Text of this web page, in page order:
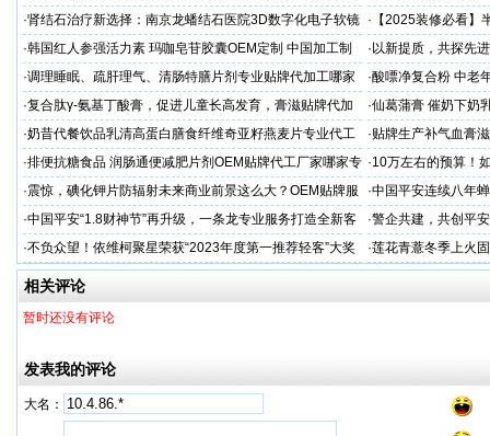
学备考之路
·肾结石治疗新选择：南京龙蟠结石医院3D数字化电子软镜
保肾取石术
· 【2025装修必看
你省下3万冤枉钱！
·韩国红人参强活力素 玛咖皂苷胶囊OEM定制 中国加工制
造商
· 以新提质，共探先
·调理睡眠、疏肝理气、清肠特膳片剂专业贴牌代加工哪家
专业
·酸嘌净复合粉 中老
·复合肽γ-氨基丁酸膏，促进儿童长高发育，膏滋贴牌代加
工厂家
·仙葛蒲膏 催奶下奶
家
·奶昔代餐饮品乳清高蛋白膳食纤维奇亚籽燕麦片专业代工
厂家
·贴牌生产补气血膏
·排便抗糖食品 润肠通便减肥片剂OEM贴牌代工厂家哪家专
业
·10万左右的预算！
·震惊，碘化钾片防辐射未来商业前景这么大？OEM贴牌服
务商
·中国平安连续八年
品牌"
·中国平安“1.8财神节”再升级，一条龙专业服务打造全新客
户体验
·警企共建，共创平
人才专项培训
·不负众望！依维柯聚星荣获“2023年度第一推荐轻客”大奖 ·莲花青薏冬季上火
工厂
相关评论
暂时还没有评论
发表我的评论
大名：